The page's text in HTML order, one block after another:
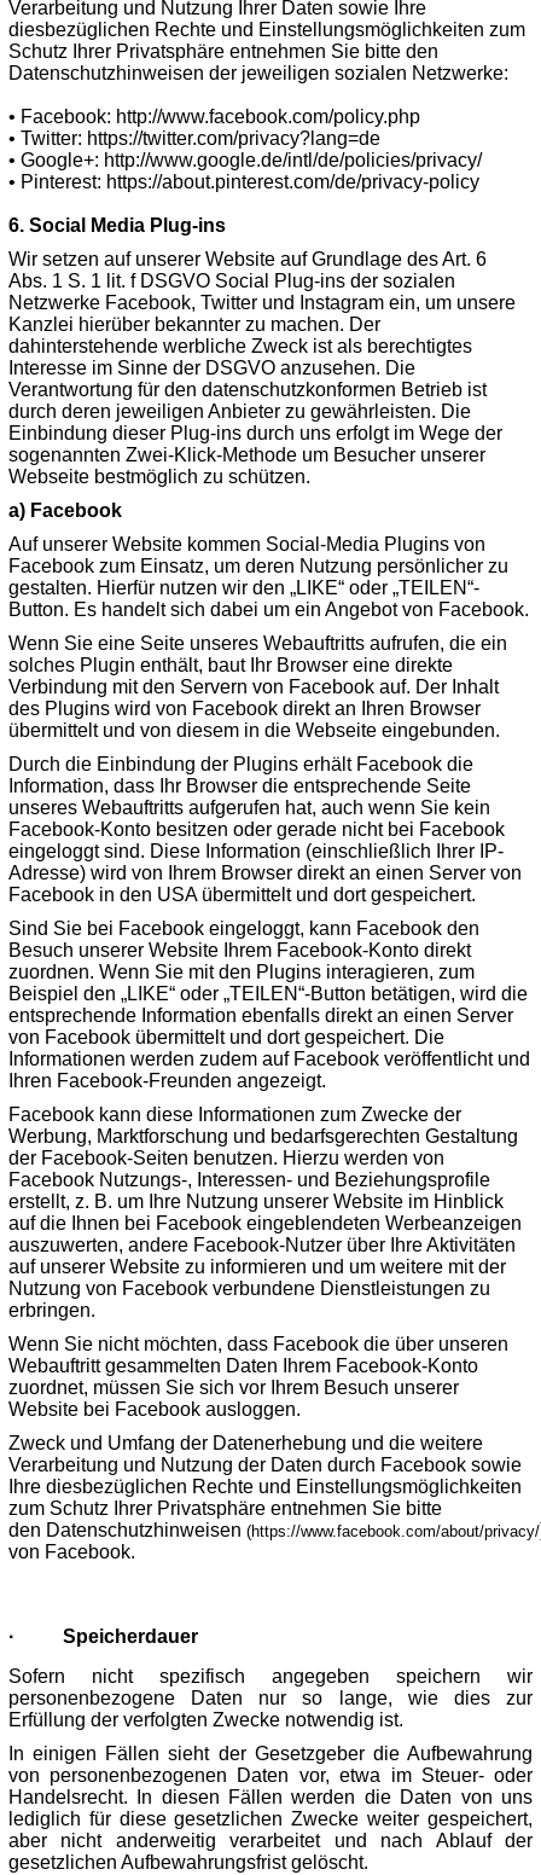
Verarbeitung und Nutzung Ihrer Daten sowie Ihre
diesbezüglichen Rechte und Einstellungsmöglichkeiten zum
Schutz Ihrer Privatsphäre entnehmen Sie bitte den
Datenschutzhinweisen der jeweiligen sozialen Netzwerke:
• Facebook: http://www.facebook.com/policy.php
• Twitter: https://twitter.com/privacy?lang=de
• Google+: http://www.google.de/intl/de/policies/privacy/
• Pinterest: https://about.pinterest.com/de/privacy-policy
6. Social Media Plug-ins
Wir setzen auf unserer Website auf Grundlage des Art. 6
Abs. 1 S. 1 lit. f DSGVO Social Plug-ins der sozialen
Netzwerke Facebook, Twitter und Instagram ein, um unsere
Kanzlei hierüber bekannter zu machen. Der
dahinterstehende werbliche Zweck ist als berechtigtes
Interesse im Sinne der DSGVO anzusehen. Die
Verantwortung für den datenschutzkonformen Betrieb ist
durch deren jeweiligen Anbieter zu gewährleisten. Die
Einbindung dieser Plug-ins durch uns erfolgt im Wege der
sogenannten Zwei-Klick-Methode um Besucher unserer
Webseite bestmöglich zu schützen.
a) Facebook
Auf unserer Website kommen Social-Media Plugins von
Facebook zum Einsatz, um deren Nutzung persönlicher zu
gestalten. Hierfür nutzen wir den „LIKE“ oder „TEILEN“-
Button. Es handelt sich dabei um ein Angebot von Facebook.
Wenn Sie eine Seite unseres Webauftritts aufrufen, die ein
solches Plugin enthält, baut Ihr Browser eine direkte
Verbindung mit den Servern von Facebook auf. Der Inhalt
des Plugins wird von Facebook direkt an Ihren Browser
übermittelt und von diesem in die Webseite eingebunden.
Durch die Einbindung der Plugins erhält Facebook die
Information, dass Ihr Browser die entsprechende Seite
unseres Webauftritts aufgerufen hat, auch wenn Sie kein
Facebook-Konto besitzen oder gerade nicht bei Facebook
eingeloggt sind. Diese Information (einschließlich Ihrer IP-
Adresse) wird von Ihrem Browser direkt an einen Server von
Facebook in den USA übermittelt und dort gespeichert.
Sind Sie bei Facebook eingeloggt, kann Facebook den
Besuch unserer Website Ihrem Facebook-Konto direkt
zuordnen. Wenn Sie mit den Plugins interagieren, zum
Beispiel den „LIKE“ oder „TEILEN“-Button betätigen, wird die
entsprechende Information ebenfalls direkt an einen Server
von Facebook übermittelt und dort gespeichert. Die
Informationen werden zudem auf Facebook veröffentlicht und
Ihren Facebook-Freunden angezeigt.
Facebook kann diese Informationen zum Zwecke der
Werbung, Marktforschung und bedarfsgerechten Gestaltung
der Facebook-Seiten benutzen. Hierzu werden von
Facebook Nutzungs-, Interessen- und Beziehungsprofile
erstellt, z. B. um Ihre Nutzung unserer Website im Hinblick
auf die Ihnen bei Facebook eingeblendeten Werbeanzeigen
auszuwerten, andere Facebook-Nutzer über Ihre Aktivitäten
auf unserer Website zu informieren und um weitere mit der
Nutzung von Facebook verbundene Dienstleistungen zu
erbringen.
Wenn Sie nicht möchten, dass Facebook die über unseren
Webauftritt gesammelten Daten Ihrem Facebook-Konto
zuordnet, müssen Sie sich vor Ihrem Besuch unserer
Website bei Facebook ausloggen.
Zweck und Umfang der Datenerhebung und die weitere
Verarbeitung und Nutzung der Daten durch Facebook sowie
Ihre diesbezüglichen Rechte und Einstellungsmöglichkeiten
zum Schutz Ihrer Privatsphäre entnehmen Sie bitte
den Datenschutzhinweisen (https://www.facebook.com/about/privacy/
von Facebook.
·
Speicherdauer
Sofern nicht spezifisch angegeben speichern wir
personenbezogene Daten nur so lange, wie dies zur
Erfüllung der verfolgten Zwecke notwendig ist.
In einigen Fällen sieht der Gesetzgeber die Aufbewahrung
von personenbezogenen Daten vor, etwa im Steuer- oder
Handelsrecht. In diesen Fällen werden die Daten von uns
lediglich für diese gesetzlichen Zwecke weiter gespeichert,
aber nicht anderweitig verarbeitet und nach Ablauf der
gesetzlichen Aufbewahrungsfrist gelöscht.